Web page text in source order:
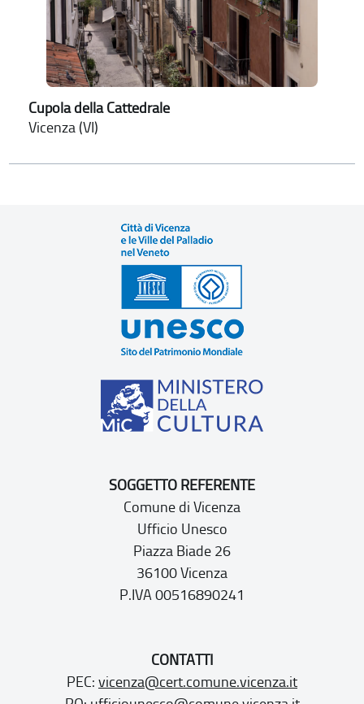
Cupola della Cattedrale
Vicenza (VI)
SOGGETTO REFERENTE
Comune di Vicenza
Ufficio Unesco
Piazza Biade 26
36100 Vicenza
P.IVA 00516890241
CONTATTI
PEC: vicenza@cert.comune.vicenza.it